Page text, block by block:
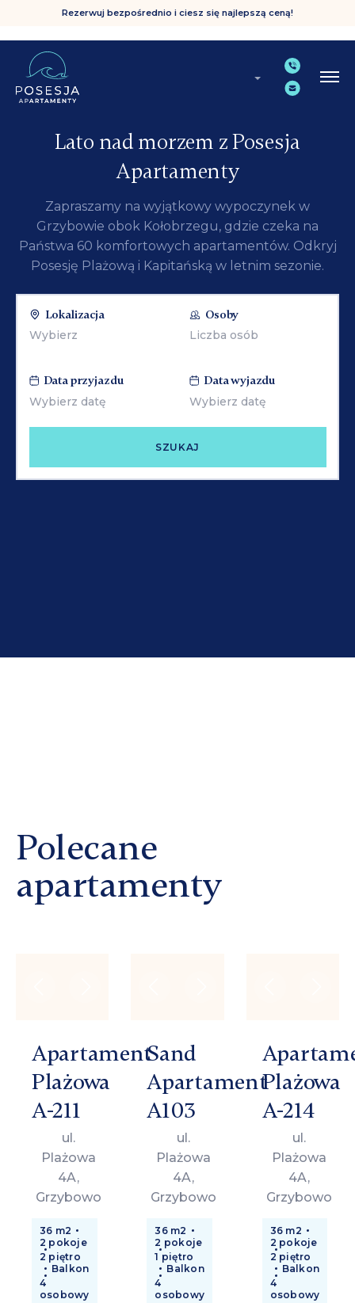
Rezerwuj bezpośrednio i ciesz się najlepszą ceną!
Lato nad morzem z Posesja
Apartamenty
Zapraszamy na wyjątkowy wypoczynek w
Grzybowie obok Kołobrzegu, gdzie czeka na
Państwa 60 komfortowych apartamentów. Odkryj
Posesję Plażową i Kapitańską w letnim sezonie.
Lokalizacja Osoby
Data przyjazdu Data wyjazdu
SZUKAJ
Polecane
apartamenty
Apartament
Plażowa
A-211
ul.
Plażowa
4A,
Grzybowo
36 m2
2 pokoje
2 piętro
Balkon
4
osobowy
Sand
Apartament
A103
ul.
Plażowa
4A,
Grzybowo
36 m2
2 pokoje
1 piętro
Balkon
4
osobowy
Plażowa
A-214
ul.
Plażowa
4A,
Grzybowo
36 m2
2 pokoje
2 piętro
Balkon
4
osobowy